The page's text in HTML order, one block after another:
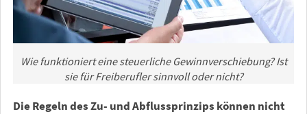
Wie funktioniert eine steuerliche Gewinnverschiebung? Ist
sie für Freiberufler sinnvoll oder nicht?
Die Regeln des Zu- und Abflussprinzips können nicht